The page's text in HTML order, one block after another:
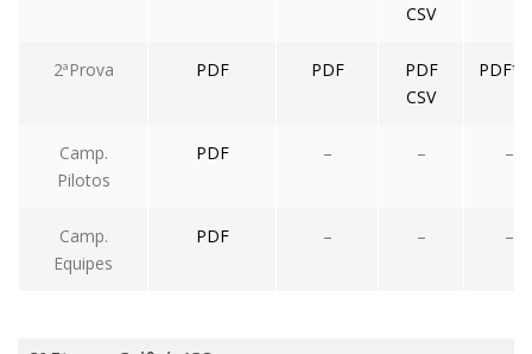
CSV
2ªProva PDF PDF
PDF
CSV
Camp.
Pilotos
PDF – – –
Camp.
Equipes
PDF – – –